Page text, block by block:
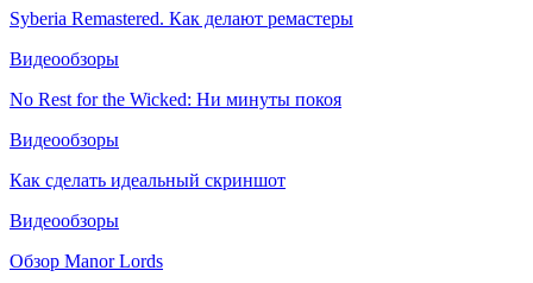
Syberia Remastered. Как делают ремастеры
Видеообзоры
No Rest for the Wicked: Ни минуты покоя
Видеообзоры
Как сделать идеальный скриншот
Видеообзоры
Обзор Manor Lords